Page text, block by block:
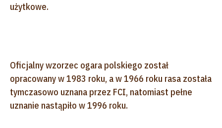
użytkowe.
Oficjalny wzorzec ogara polskiego został
opracowany w 1983 roku, a w 1966 roku rasa została
tymczasowo uznana przez FCI, natomiast pełne
uznanie nastąpiło w 1996 roku.